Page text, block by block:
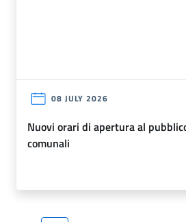
08 JULY 2026
nuovi orari di apertura al pubblico degli uffici
comunali